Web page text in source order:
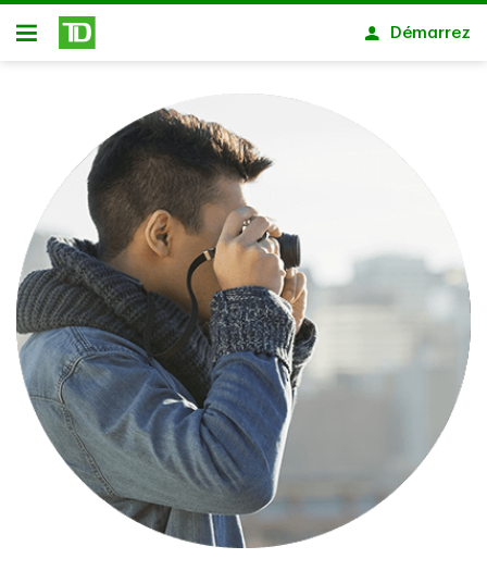
Passer au contenu principal
Ouvert
Démarrez